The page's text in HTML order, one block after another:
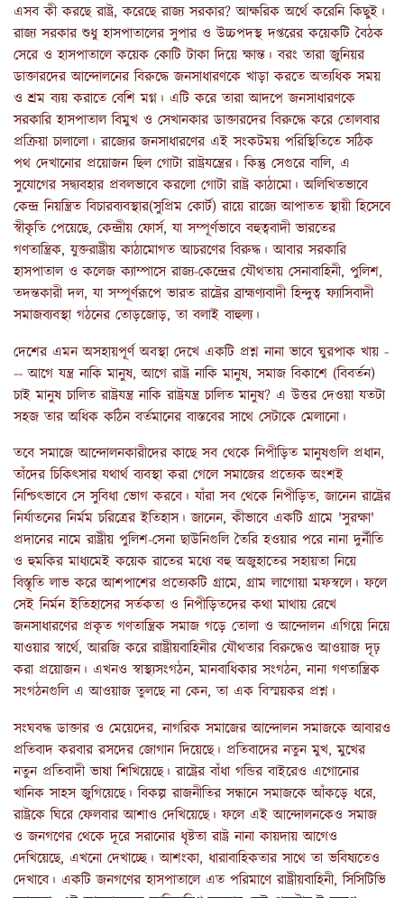
এসব কী করছে রাষ্ট্র, করেছে রাজ্য সরকার? আক্ষরিক অর্থে করেনি কিছুই।
রাজ্য সরকার শুধু হাসপাতালের সুপার ও উচ্চপদস্থ দপ্তরের কয়েকটি বৈঠক
সেরে ও হাসপাতালে কয়েক কোটি টাকা দিয়ে ক্ষান্ত। বরং তারা জুনিয়র
ডাক্তারদের আন্দোলনের বিরুদ্ধে জনসাধারণকে খাড়া করতে অত্যধিক সময়
ও শ্রম ব্যয় করাতে বেশি মগ্ন। এটি করে তারা আদপে জনসাধারণকে
সরকারি হাসপাতাল বিমুখ ও সেখানকার ডাক্তারদের বিরুদ্ধে করে তোলবার
প্রক্রিয়া চালালো। রাজ্যের জনসাধারণের এই সংকটময় পরিস্থিতিতে সঠিক
পথ দেখানোর প্রয়োজন ছিল গোটা রাষ্ট্রযন্ত্রের। কিন্তু সেগুরে বালি, এ
সুযোগের সদ্ব্যবহার প্রবলভাবে করলো গোটা রাষ্ট্র কাঠামো। অলিখিতভাবে
কেন্দ্র নিয়ন্ত্রিত বিচারব্যবস্থার(সুপ্রিম কোর্ট) রায়ে রাজ্যে আপাতত স্থায়ী হিসেবে
স্বীকৃতি পেয়েছে, কেন্দ্রীয় ফোর্স, যা সম্পূর্ণভাবে বহুত্ববাদী ভারতের
গণতান্ত্রিক, যুক্তরাষ্ট্রীয় কাঠামোগত আচরণের বিরুদ্ধ। আবার সরকারি
হাসপাতাল ও কলেজ ক্যাম্পাসে রাজ্য-কেন্দ্রের যৌথতায় সেনাবাহিনী, পুলিশ,
তদন্তকারী দল, যা সম্পূর্ণরূপে ভারত রাষ্ট্রের ব্রাহ্মণ্যবাদী হিন্দুত্ব ফ্যাসিবাদী
সমাজব্যবস্থা গঠনের তোড়জোড়, তা বলাই বাহুল্য।
দেশের এমন অসহায়পূর্ণ অবস্থা দেখে একটি প্রশ্ন নানা ভাবে ঘুরপাক খায় -
-- আগে যন্ত্র নাকি মানুষ, আগে রাষ্ট্র নাকি মানুষ, সমাজ বিকাশে (বিবর্তন)
চাই মানুষ চালিত রাষ্ট্রযন্ত্র নাকি রাষ্ট্রযন্ত্র চালিত মানুষ? এ উত্তর দেওয়া যতটা
সহজ তার অধিক কঠিন বর্তমানের বাস্তবের সাথে সেটাকে মেলানো।
তবে সমাজে আন্দোলনকারীদের কাছে সব থেকে নিপীড়িত মানুষগুলি প্রধান,
তাঁদের চিকিৎসার যথার্থ ব্যবস্থা করা গেলে সমাজের প্রত্যেক অংশই
নিশ্চিৎভাবে সে সুবিধা ভোগ করবে। যাঁরা সব থেকে নিপীড়িত, জানেন রাষ্ট্রের
নির্যাতনের নির্মম চরিত্রের ইতিহাস। জানেন, কীভাবে একটি গ্রামে 'সুরক্ষা'
প্রদানের নামে রাষ্ট্রীয় পুলিশ-সেনা ছাউনিগুলি তৈরি হওয়ার পরে নানা দুর্নীতি
ও হুমকির মাধ্যমেই কয়েক রাতের মধ্যে বহু অজুহাতের সহায়তা নিয়ে
বিস্তৃতি লাভ করে আশপাশের প্রত্যেকটি গ্রামে, গ্রাম লাগোয়া মফস্বলে। ফলে
সেই নির্মন ইতিহাসের সর্তকতা ও নিপীড়িতদের কথা মাথায় রেখে
জনসাধারণের প্রকৃত গণতান্ত্রিক সমাজ গড়ে তোলা ও আন্দোলন এগিয়ে নিয়ে
যাওয়ার স্বার্থে, আরজি করে রাষ্ট্রীয়বাহিনীর যৌথতার বিরুদ্ধেও আওয়াজ দৃঢ়
করা প্রয়োজন। এখনও স্বাস্থ্যসংগঠন, মানবাধিকার সংগঠন, নানা গণতান্ত্রিক
সংগঠনগুলি এ আওয়াজ তুলছে না কেন, তা এক বিস্ময়কর প্রশ্ন।
সংঘবদ্ধ ডাক্তার ও মেয়েদের, নাগরিক সমাজের আন্দোলন সমাজকে আবারও
প্রতিবাদ করবার রসদের জোগান দিয়েছে। প্রতিবাদের নতুন মুখ, মুখের
নতুন প্রতিবাদী ভাষা শিখিয়েছে। রাষ্ট্রের বাঁধা গন্ডির বাইরেও এগোনোর
খানিক সাহস জুগিয়েছে। বিকল্প রাজনীতির সন্ধানে সমাজকে আঁকড়ে ধরে,
রাষ্ট্রকে ঘিরে ফেলবার আশাও দেখিয়েছে। ফলে এই আন্দোলনকেও সমাজ
ও জনগণের থেকে দূরে সরানোর ধৃষ্টতা রাষ্ট্র নানা কায়দায় আগেও
দেখিয়েছে, এখনো দেখাচ্ছে। আশংকা, ধারাবাহিকতার সাথে তা ভবিষ্যতেও
দেখাবে। একটি জনগণের হাসপাতালে এত পরিমাণে রাষ্ট্রীয়বাহিনী, সিসিটিভি